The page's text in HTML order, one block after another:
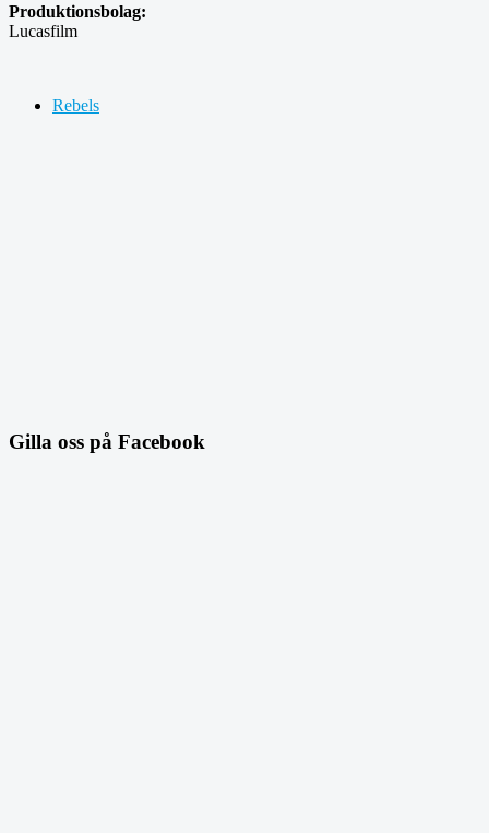
Produktionsbolag:
Lucasfilm
Rebels
Gilla oss på Facebook